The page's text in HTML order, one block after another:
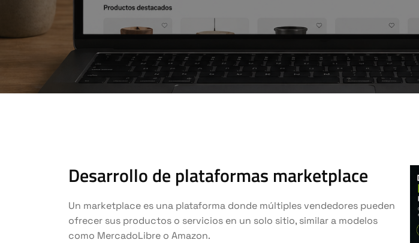
Desarrollo de plataformas marketplace
Un marketplace es una plataforma donde múltiples vendedores pueden
ofrecer sus productos o servicios en un solo sitio, similar a modelos
como MercadoLibre o Amazon.